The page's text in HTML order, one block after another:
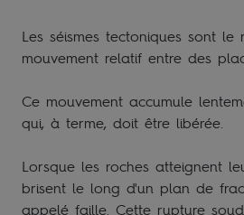
Les séismes tectoniques sont le
mouvement relatif entre des
Ce mouvement accumule
qui, à terme, doit être libérée.
Lorsque les roches atteignent
brisent le long d'un plan de
appelé faille. Cette rupture